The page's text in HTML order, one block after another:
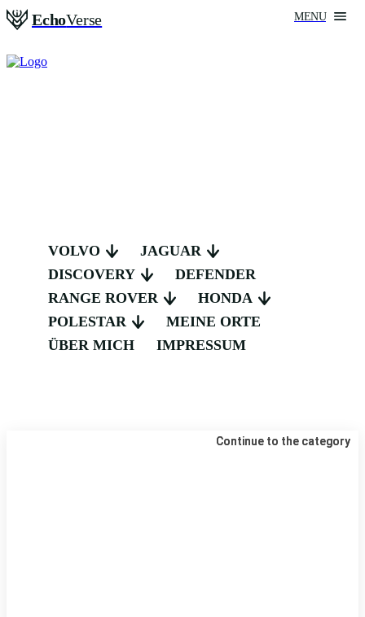
EchoVerse MENU
VOLVO
JAGUAR
DISCOVERY
DEFENDER
RANGE ROVER
HONDA
POLESTAR
MEINE ORTE
ÜBER MICH
IMPRESSUM
Continue to the category
Continue to the category